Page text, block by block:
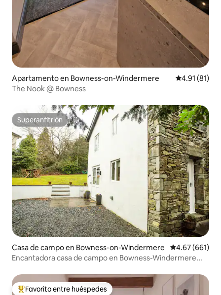
Apartamento en Bowness-on-Windermere Calificación
4.91 (81)
The Nook @ Bowness
Superanfitrión
Superanfitrión
Casa de campo en Bowness-on-Windermere Calificación
4.67 (661)
Encantadora casa de campo en Bowness-Windermere
Favorito entre huéspedes preferido
Favorito entre huéspedes